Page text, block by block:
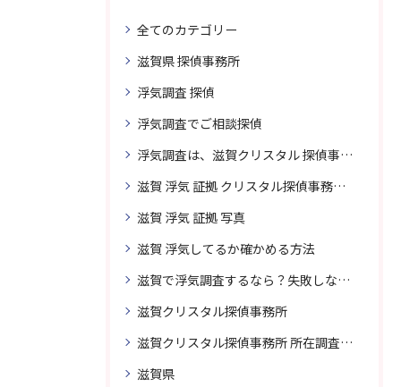
全てのカテゴリー
滋賀県 探偵事務所
浮気調査 探偵
浮気調査でご相談探偵
浮気調査は、滋賀クリスタル 探偵事務所はご相談
滋賀 浮気 証拠 クリスタル探偵事務所 相談 無料
滋賀 浮気 証拠 写真
滋賀 浮気してるか確かめる方法
滋賀で浮気調査するなら？失敗しない探偵の選び方
滋賀クリスタル探偵事務所
滋賀クリスタル探偵事務所 所在調査 得意
滋賀県